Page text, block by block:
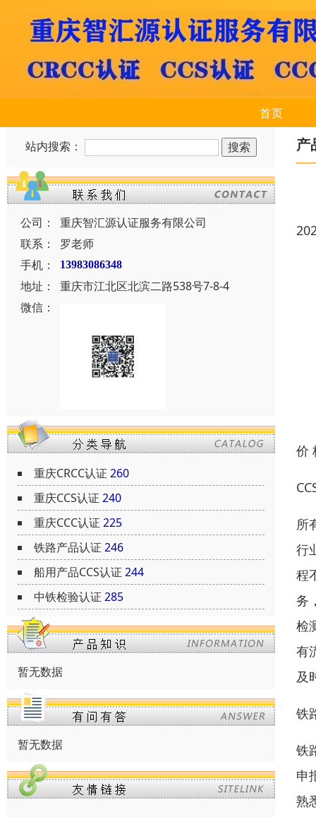
首页
站内搜索：
公司：
重庆智汇源认证服务有限公司
联系：
罗老师
手机：
13983086348
地址：
重庆市江北区北滨二路538号7-8-4
微信：
重庆CRCC认证 260
重庆CCS认证 240
重庆CCC认证 225
铁路产品认证 246
船用产品CCS认证 244
中铁检验认证 285
暂无数据
暂无数据
产
价
所
行
程
务
检
有
及
铁
铁
申
熟